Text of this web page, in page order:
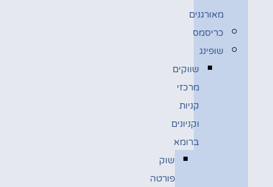
מאורגנים
כריסמס
שופינג
שווקים
מרכזי
קניות
וקניונים
ברומא
שוק
פורטה